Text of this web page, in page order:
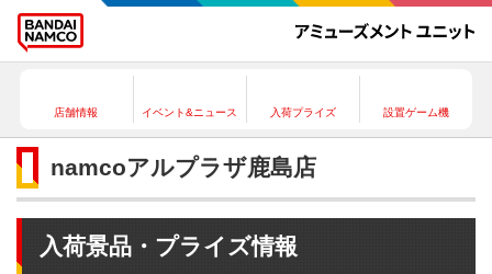
店舗情報 イベント&ニュース 入荷プライズ 設置ゲーム機
namcoアルプラザ鹿島店
入荷景品・プライズ情報